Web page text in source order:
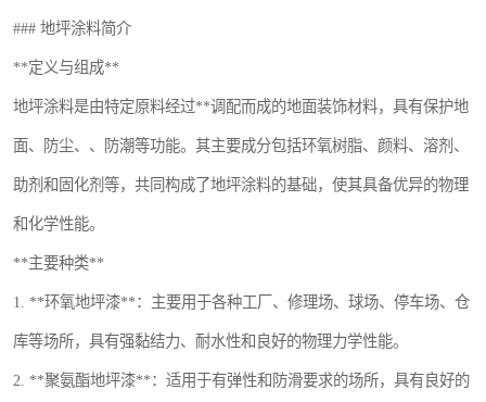
### 地坪涂料简介
**定义与组成**
地坪涂料是由特定原料经过**调配而成的地面装饰材料，具有保护地
面、防尘、、防潮等功能。其主要成分包括环氧树脂、颜料、溶剂、
助剂和固化剂等，共同构成了地坪涂料的基础，使其具备优异的物理
和化学性能。
**主要种类**
1. **环氧地坪漆**：主要用于各种工厂、修理场、球场、停车场、仓
库等场所，具有强黏结力、耐水性和良好的物理力学性能。
2. **聚氨酯地坪漆**：适用于有弹性和防滑要求的场所，具有良好的